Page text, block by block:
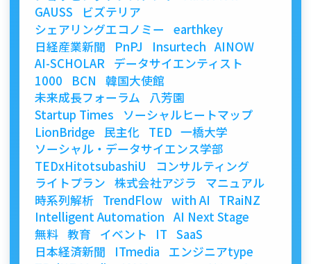
GAUSS
ビズテリア
シェアリングエコノミー
earthkey
日経産業新聞
PnPJ Insurtech AINOW
AI-SCHOLAR データサイエンティスト
1000
BCN
韓国大使館
未来成長フォーラム
八芳園
Startup Times
ソーシャルヒートマップ
LionBridge
民主化 TED 一橋大学
ソーシャル・データサイエンス学部
TEDxHitotsubashiU
コンサルティング
ライトプラン 株式会社アジラ
マニュアル
時系列解析 TrendFlow with AI
TRaiNZ
Intelligent Automation AI Next Stage
無料 教育 イベント IT SaaS
日本経済新聞
ITmedia
エンジニアtype